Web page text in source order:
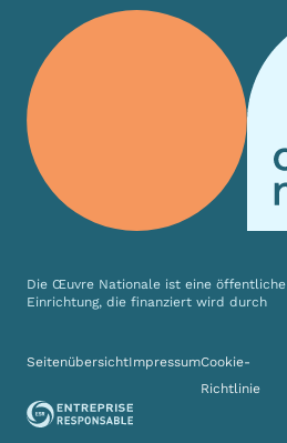
Die Œuvre Nationale ist eine öffentliche
Einrichtung, die finanziert wird durch
Verschiedene Links
SeitenübersichtImpressumCookie-
Richtlinie